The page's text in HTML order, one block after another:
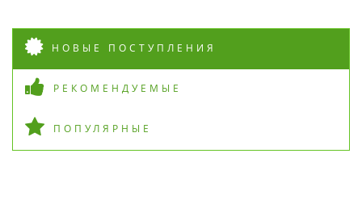
НОВЫЕ ПОСТУПЛЕНИЯ
РЕКОМЕНДУЕМЫЕ
ПОПУЛЯРНЫЕ